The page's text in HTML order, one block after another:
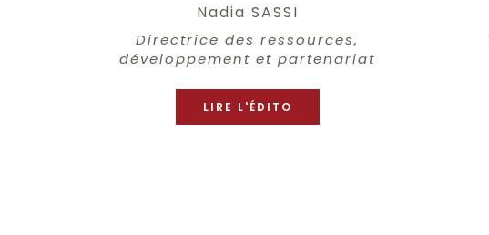
Nadia SASSI
Directrice des ressources,
développement et partenariat
LIRE L'ÉDITO